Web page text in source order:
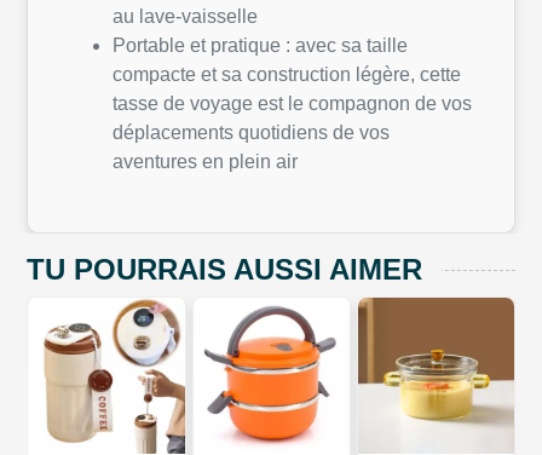
au lave-vaisselle
Portable et pratique : avec sa taille
compacte et sa construction légère, cette
tasse de voyage est le compagnon de vos
déplacements quotidiens de vos
aventures en plein air
TU POURRAIS AUSSI AIMER